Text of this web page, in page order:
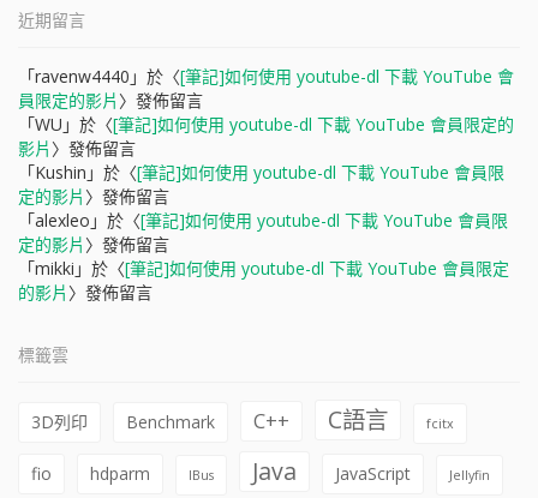
近期留言
「ravenw4440 」於〈[筆記]如何使用 youtube-dl 下載 YouTube 會
員限定的影片 〉發佈留言
「WU 」於〈[筆記]如何使用 youtube-dl 下載 YouTube 會員限定的
影片 〉發佈留言
「Kushin 」於〈[筆記]如何使用 youtube-dl 下載 YouTube 會員限
定的影片 〉發佈留言
「alexleo 」於〈[筆記]如何使用 youtube-dl 下載 YouTube 會員限
定的影片 〉發佈留言
「mikki 」於〈[筆記]如何使用 youtube-dl 下載 YouTube 會員限定
的影片 〉發佈留言
標籤雲
3D列印 Benchmark C++ C語言 fcitx
fio hdparm IBus Java JavaScript Jellyfin